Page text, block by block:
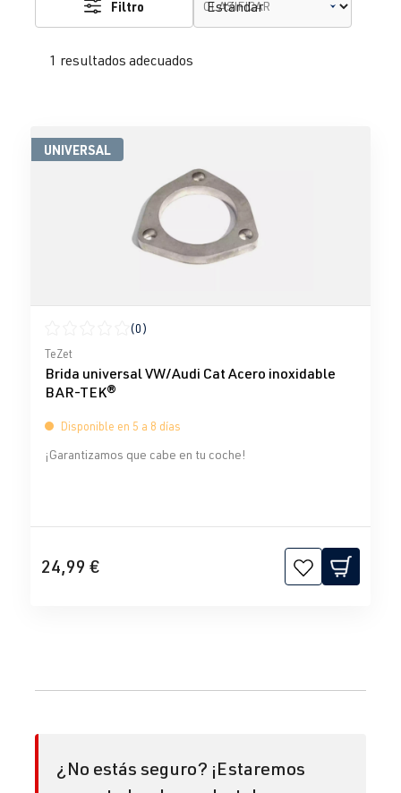
1 resultados adecuados
Filtro CLASIFICAR
UNIVERSAL
Calificación promedio de 0 de 5 estrellas
(0)
TeZet
Brida universal VW/Audi Cat Acero inoxidable
BAR-TEK®
Disponible en 5 a 8 días
¡Garantizamos que cabe en tu coche!
24,99 €
¿No estás seguro? ¡Estaremos